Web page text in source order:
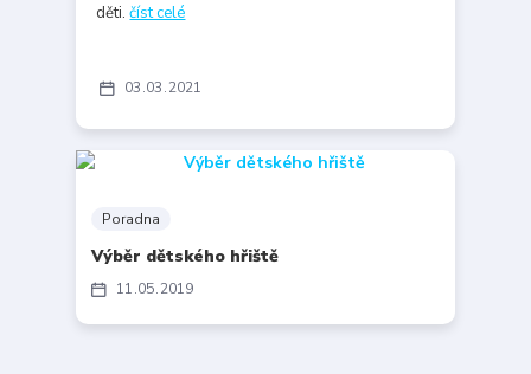
03 03 2021
děti.číst celé
11 05 2019
Poradna
Výběr dětského hřiště